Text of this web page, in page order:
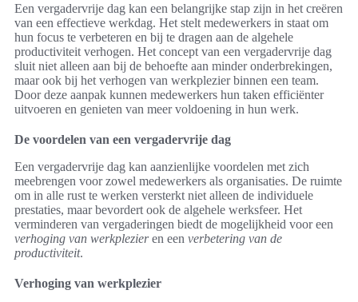
Een vergadervrije dag kan een belangrijke stap zijn in het creëren
van een effectieve werkdag. Het stelt medewerkers in staat om
hun focus te verbeteren en bij te dragen aan de algehele
productiviteit verhogen. Het concept van een vergadervrije dag
sluit niet alleen aan bij de behoefte aan minder onderbrekingen,
maar ook bij het verhogen van werkplezier binnen een team.
Door deze aanpak kunnen medewerkers hun taken efficiënter
uitvoeren en genieten van meer voldoening in hun werk.
De voordelen van een vergadervrije dag
Een vergadervrije dag kan aanzienlijke voordelen met zich
meebrengen voor zowel medewerkers als organisaties. De ruimte
om in alle rust te werken versterkt niet alleen de individuele
prestaties, maar bevordert ook de algehele werksfeer. Het
verminderen van vergaderingen biedt de mogelijkheid voor een
verhoging van werkplezieren een verbetering van de
productiviteit.
Verhoging van werkplezier